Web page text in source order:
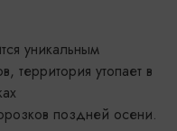
уникальным
территория утопает в
поздней осени.